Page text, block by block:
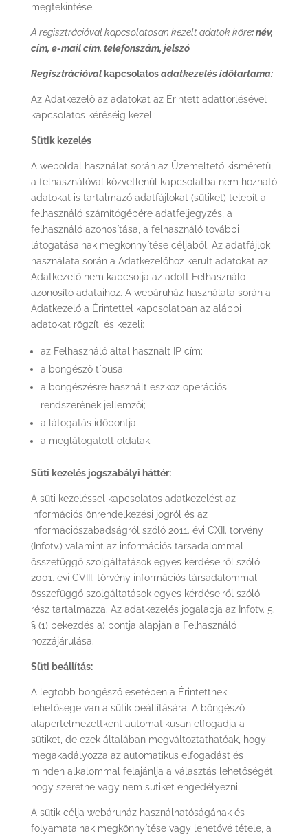
megtekintése.
A regisztrációval kapcsolatosan kezelt adatok köre: név,
cím, e-mail cím, telefonszám, jelszó
Regisztrációval kapcsolatosadatkezelés időtartama:
Az Adatkezelő az adatokat az Érintett adattörlésével
kapcsolatos kéréséig kezeli;
Sütik kezelés
A weboldal használat során az Üzemeltető kisméretű,
a felhasználóval közvetlenül kapcsolatba nem hozható
adatokat is tartalmazó adatfájlokat (sütiket) telepít a
felhasználó számítógépére adatfeljegyzés, a
felhasználó azonosítása, a felhasználó további
látogatásainak megkönnyítése céljából. Az adatfájlok
használata során a Adatkezelőhöz került adatokat az
Adatkezelő nem kapcsolja az adott Felhasználó
azonosító adataihoz. A webáruház használata során a
Adatkezelő a Érintettel kapcsolatban az alábbi
adatokat rögzíti és kezeli:
az Felhasználó által használt IP cím;
a böngésző típusa;
a böngészésre használt eszköz operációs
rendszerének jellemzői;
a látogatás időpontja;
a meglátogatott oldalak;
Süti kezelés jogszabályi háttér:
A süti kezeléssel kapcsolatos adatkezelést az
információs önrendelkezési jogról és az
információszabadságról szóló 2011. évi CXII. törvény
(Infotv.) valamint az információs társadalommal
összefüggő szolgáltatások egyes kérdéseiről szóló
2001. évi CVIII. törvény információs társadalommal
összefüggő szolgáltatások egyes kérdéseiről szóló
rész tartalmazza. Az adatkezelés jogalapja az Infotv. 5.
§ (1) bekezdés a) pontja alapján a Felhasználó
hozzájárulása.
Süti beállítás:
A legtöbb böngésző esetében a Érintettnek
lehetősége van a sütik beállítására. A böngésző
alapértelmezettként automatikusan elfogadja a
sütiket, de ezek általában megváltoztathatóak, hogy
megakadályozza az automatikus elfogadást és
minden alkalommal felajánlja a választás lehetőségét,
hogy szeretne vagy nem sütiket engedélyezni.
A sütik célja webáruház használhatóságának és
folyamatainak megkönnyítése vagy lehetővé tétele, a